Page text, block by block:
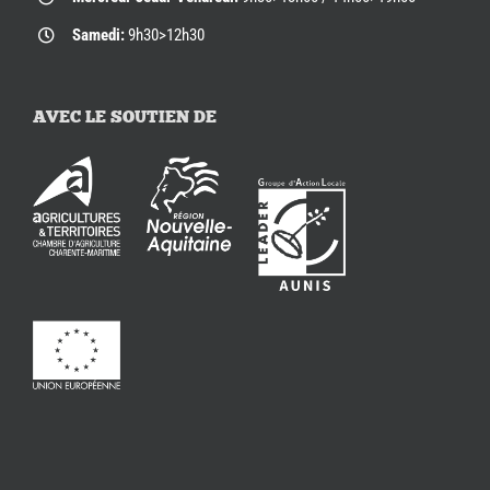
Samedi:9h30>12h30
AVEC LE SOUTIEN DE